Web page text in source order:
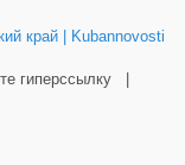
край | Kubannovosti
гиперссылку |